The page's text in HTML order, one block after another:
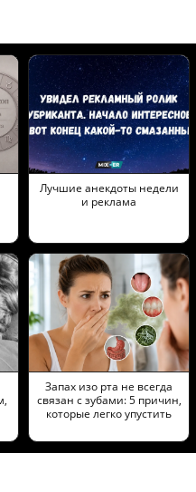
Лучшие анекдоты недели
и реклама
Запах изо рта не всегда
связан с зубами: 5 причин,
которые легко упустить